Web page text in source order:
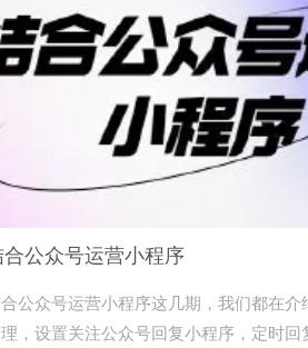
合公众号运营小程序
公众号运营小程序这几期，我们都在介
，设置关注公众号回复小程序，定时回